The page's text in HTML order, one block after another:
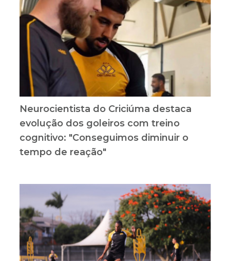
Neurocientista do Criciúma destaca
evolução dos goleiros com treino
cognitivo: "Conseguimos diminuir o
tempo de reação"